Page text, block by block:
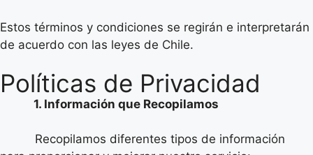
Estos términos y condiciones se regirán e interpretarán
de acuerdo con las leyes de Chile.
Políticas de Privacidad
1. Información que Recopilamos
Recopilamos diferentes tipos de información